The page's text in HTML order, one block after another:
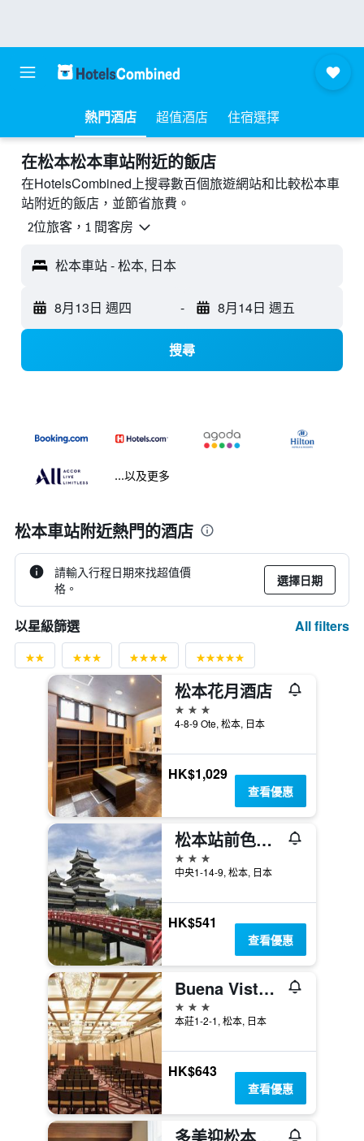
熱門酒店 超值酒店 住宿選擇
​在松本松本車站附近​的飯店
在HotelsCombined上搜尋數百個旅遊網站和比較松本車
站附近的飯店，並節省旅費。
2位旅客，1 間客房
松本車站 - 松本, 日本
8月13日 週四 - 8月14日 週五
搜尋
...以及更多
松本車站附近熱門的酒店
請輸入行程日期來找超值價
格。
選擇日期
以星級篩選 All filters
松本花月酒店
3星級
4-8-9 Ote, 松本, 日本
HK$1,029
查看優惠
松本站前色葉大飯店
3星級
中央1-14-9, 松本, 日本
HK$541
查看優惠
Buena Vista飯店
3星級
本莊1-2-1, 松本, 日本
HK$643
查看優惠